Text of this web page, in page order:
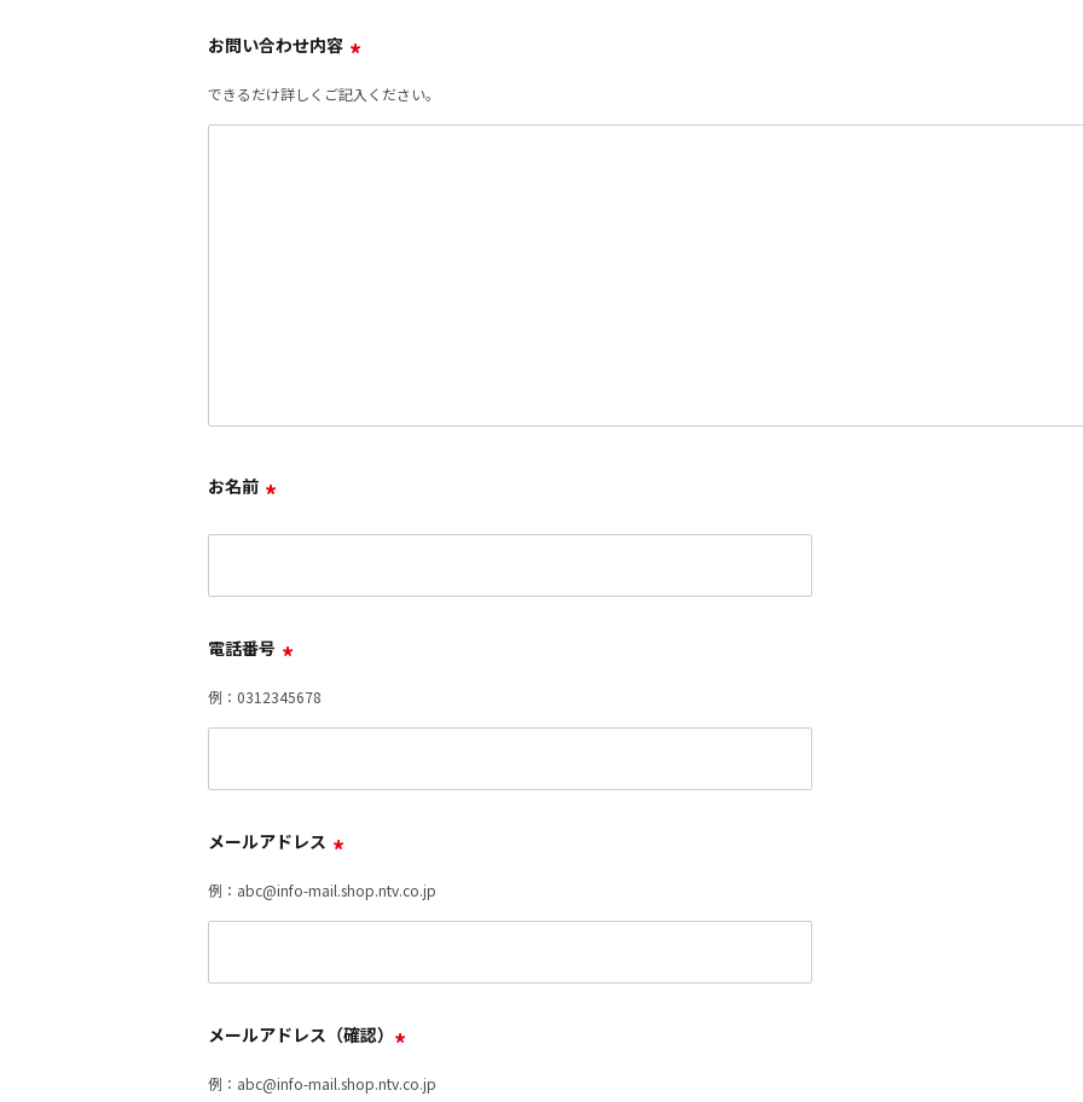
お問い合わせ内容 *
できるだけ詳しくご記入ください。
お名前 *
電話番号 *
例：0312345678
メールアドレス *
例：abc@info-mail.shop.ntv.co.jp
メールアドレス（確認） *
例：abc@info-mail.shop.ntv.co.jp